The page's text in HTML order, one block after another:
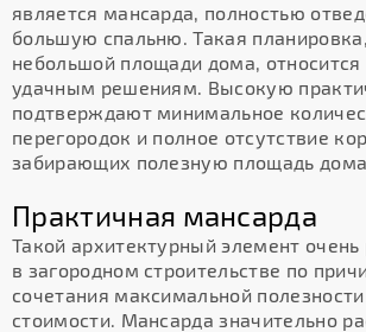
является мансарда, полностью
большую спальню. Такая
небольшой площади дома, относится
удачным решениям. Высокую
подтверждают минимальное
перегородок и полное отсутствие
забирающих полезную площадь
Практичная мансарда
Такой архитектурный элемент очень
в загородном строительстве по
сочетания максимальной
стоимости. Мансарда значительно